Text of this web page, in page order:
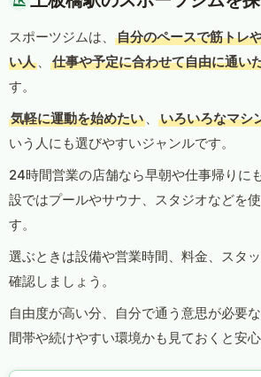
スポーツジムは、
自分のペースで筋トレ
い人 、 仕事や予定に合わせて自由に通い
す。
気軽に運動を始めたい 、 いろいろなマシ
いう人にも選びやすいジャンルです。
24時間営業の店舗なら早朝や仕事帰りに
設ではプールやサウナ、スタジオなどを
す。
選ぶときは設備や営業時間、料金、スタ
確認しましょう。
自由度が高い分、自分で通う意思が必要
間帯や続けやすい環境かも見ておくと安心